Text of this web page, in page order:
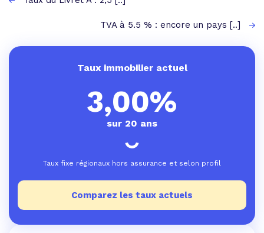
TVA à 5.5 % : encore un pays [..]
Taux immobilier actuel
3,00%
sur 20 ans
Taux fixe régionaux hors assurance et selon profil
Comparez les taux actuels